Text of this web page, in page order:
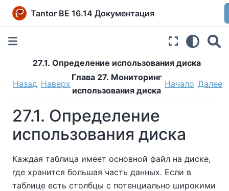
Tantor BE 16.14 Документация
27.1. Определение использования диска
Назад Наверх
Глава 27. Мониторинг
использования диска
Начало Далее
27.1. Определение
использования диска
Каждая таблица имеет основной файл на диске,
где хранится большая часть данных. Если в
таблице есть столбцы с потенциально широкими